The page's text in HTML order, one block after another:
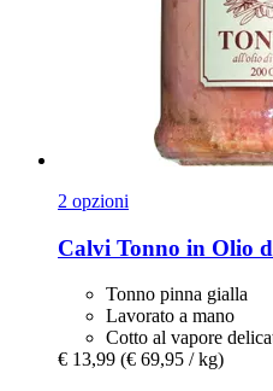
2 opzioni
Calvi Tonno in Olio
Tonno pinna gialla
Lavorato a mano
Cotto al vapore
€ 13,99 (€ 69,95 / kg)